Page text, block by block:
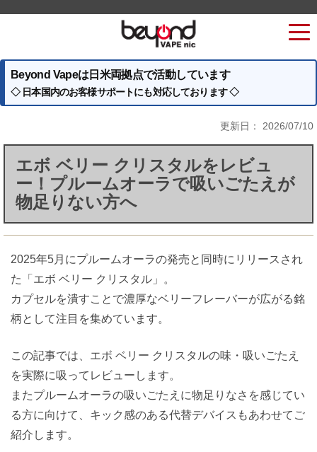
Beyond Vapeは日米両拠点で活動しています
◇ 日本国内のお客様サポートにも対応しております ◇
更新日： 2026/07/10
エボ ベリー クリスタルをレビュ
ー！プルームオーラで吸いごたえが
物足りない方へ
2025年5月にプルームオーラの発売と同時にリリースされ
た「エボ ベリー クリスタル」。
カプセルを潰すことで濃厚なベリーフレーバーが広がる銘
柄として注目を集めています。
この記事では、エボ ベリー クリスタルの味・吸いごたえ
を実際に吸ってレビューします。
またプルームオーラの吸いごたえに物足りなさを感じてい
る方に向けて、キック感のある代替デバイスもあわせてご
紹介します。